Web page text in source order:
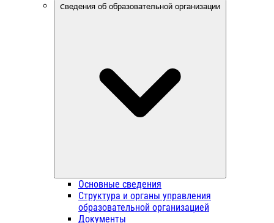
Сведения об образовательной организации
Основные сведения
Структура и органы управления
образовательной организацией
Документы